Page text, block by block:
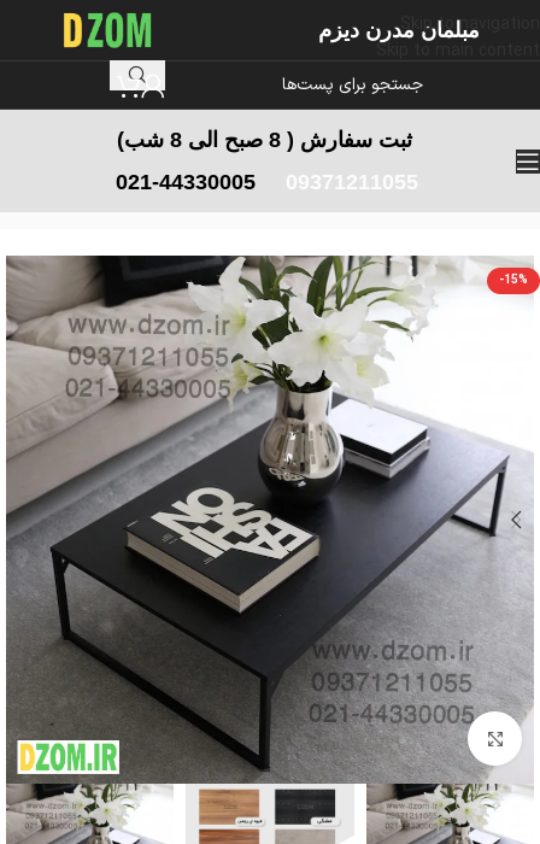
Skip to navigation
مبلمان مدرن دیزم
ثبت سفارش ( 8 صبح الی 8 شب)
09371211055
021-44330005
-15%
برای بزرگنمایی کلیک کنید